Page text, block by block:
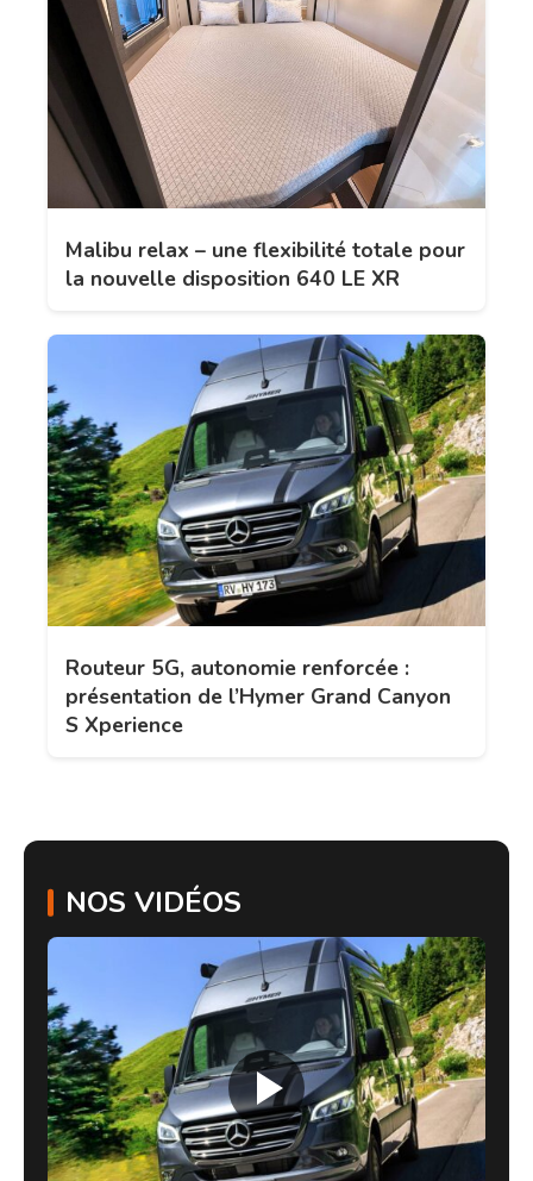
Malibu relax – une flexibilité totale pour
la nouvelle disposition 640 LE XR
Routeur 5G, autonomie renforcée :
présentation de l’Hymer Grand Canyon
S Xperience
NOS VIDÉOS